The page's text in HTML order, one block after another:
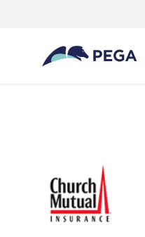
Pular para o conteúdo